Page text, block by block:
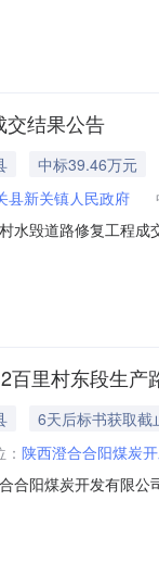
招标工程范围：乡
交结果公告
中标39.46万元
县新关镇人民政府
水毁道路修复工程成
里村东段生
6天后标书获取截
陕西澄合合阳煤炭
合阳煤炭开发有限
（公开）。5、成